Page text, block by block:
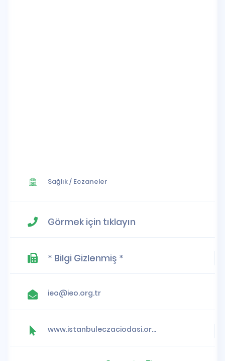
Sağlık/ Eczaneler
Görmek için tıklayın
* Bilgi Gizlenmiş *
ieo@ieo.org.tr
www.istanbuleczaciodasi.org.tr